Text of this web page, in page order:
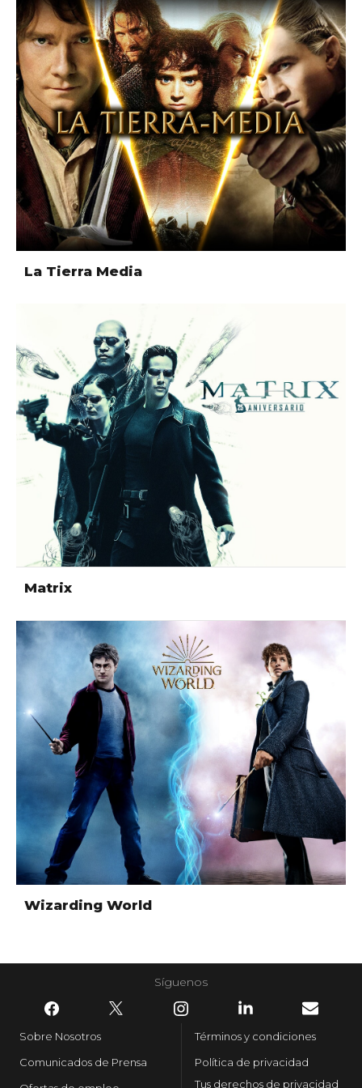
La Tierra Media
Matrix
Wizarding World
Síguenos
Sobre Nosotros
Comunicados de Prensa
Términos y condiciones
Política de privacidad
Tus derechos de privacidad